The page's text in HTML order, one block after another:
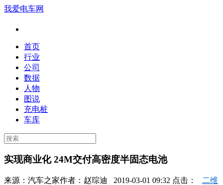
我爱电车网
首页
行业
公司
数据
人物
图说
充电桩
车库
实现商业化 24M交付高密度半固态电池
来源： 汽车之家作者： 赵琮迪 2019-03-01 09:32 点击： 二维